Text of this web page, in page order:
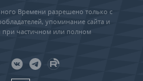
Времени разрешено только с
упоминание сайта и
при частичном или полном